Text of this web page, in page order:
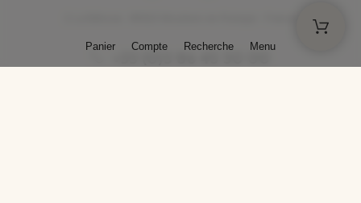
+33 (0)3 86 45 50 00
Panier Compte Recherche Menu